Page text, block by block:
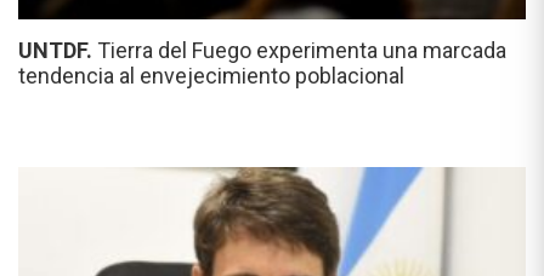
UNTDF. Tierra del Fuego experimenta una marcada
tendencia al envejecimiento poblacional